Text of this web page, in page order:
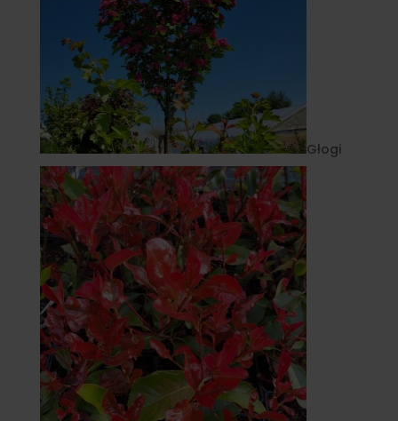
Głogi